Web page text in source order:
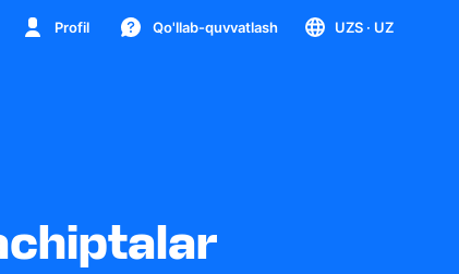
Profil Qo'llab-quvvatlash UZS · UZ